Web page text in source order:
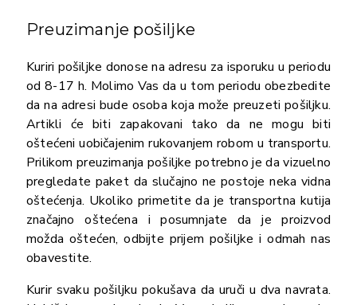
Preuzimanje pošiljke
Kuriri pošiljke donose na adresu za isporuku u periodu
od 8-17 h. Molimo Vas da u tom periodu obezbedite
da na adresi bude osoba koja može preuzeti pošiljku.
Artikli će biti zapakovani tako da ne mogu biti
oštećeni uobičajenim rukovanjem robom u transportu.
Prilikom preuzimanja pošiljke potrebno je da vizuelno
pregledate paket da slučajno ne postoje neka vidna
oštećenja. Ukoliko primetite da je transportna kutija
značajno oštećena i posumnjate da je proizvod
možda oštećen, odbijte prijem pošiljke i odmah nas
obavestite.
Kurir svaku pošiljku pokušava da uruči u dva navrata.